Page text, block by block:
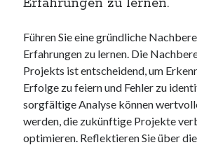
Erfahrungen zu lernen.
Führen Sie eine gründliche
Erfahrungen zu lernen. Die
Projekts ist entscheidend, um
Erfolge zu feiern und Fehler zu
sorgfältige Analyse können
werden, die zukünftige Projekte
optimieren. Reflektieren Sie über die